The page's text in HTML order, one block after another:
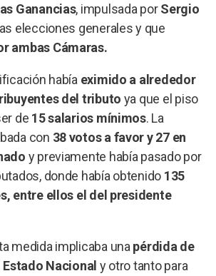
Ganancias, impulsada porSergio
elecciones generales y que
ambas Cámaras.
había eximido a alrededor
del tributo ya que el piso
de 15 salarios mínimos. La
con 38 votos a favor y 27 en
y previamente había pasado por
donde había obtenido 135
entre ellos el del presidente
medida implicaba una pérdida de
Nacional y otro tanto para